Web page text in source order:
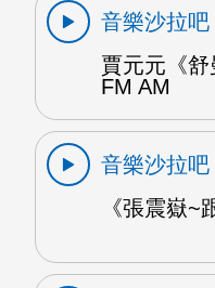
音樂沙拉吧
賈元元《舒
FM AM
音樂沙拉吧
《張震嶽~